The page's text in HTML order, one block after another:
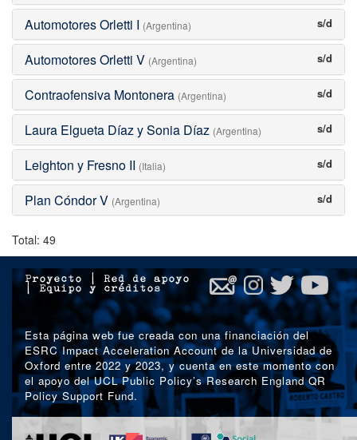
Automotores Orletti I (Argentina) s/d
Automotores Orletti V (Argentina) s/d
Contraofensiva Montonera (Argentina) s/d
Laura Elgueta Díaz y Sonia Díaz (Argentina) s/d
Leighton y Fresno II (Italia) s/d
Plan Cóndor V (Argentina) s/d
Total: 49
Proyecto
Red de apoyo
| Equipo y créditos
Esta página web fue creada con una financiación del
ESRC Impact Acceleration Account de la Universidad de
Oxford entre 2022 y 2023, y cuenta en este momento con
el apoyo del UCL Public Policy’s Research England QR
Policy Support Fund.